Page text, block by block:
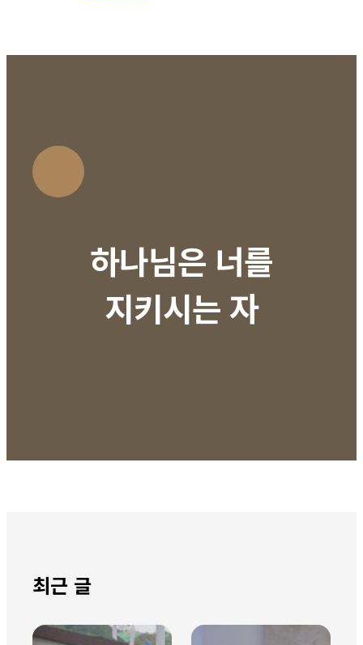
하나님은 너를
지키시는 자
최근 글